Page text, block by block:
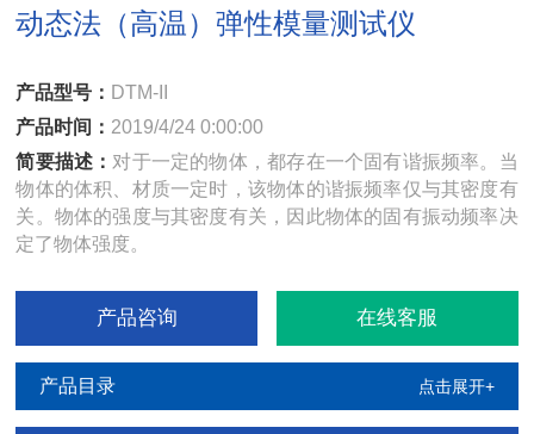
动态法（高温）弹性模量测试仪
产品型号： DTM-II
产品时间： 2019/4/24 0:00:00
简要描述： 对于一定的物体，都存在一个固有谐振频率。当
物体的体积、材质一定时，该物体的谐振频率仅与其密度有
关。物体的强度与其密度有关，因此物体的固有振动频率决
定了物体强度。
产品咨询 在线客服
产品目录 点击展开+